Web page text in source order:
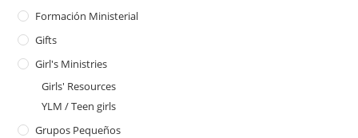
Formación Ministerial
Gifts
Girl's Ministries
Girls' Resources
YLM / Teen girls
Grupos Pequeños